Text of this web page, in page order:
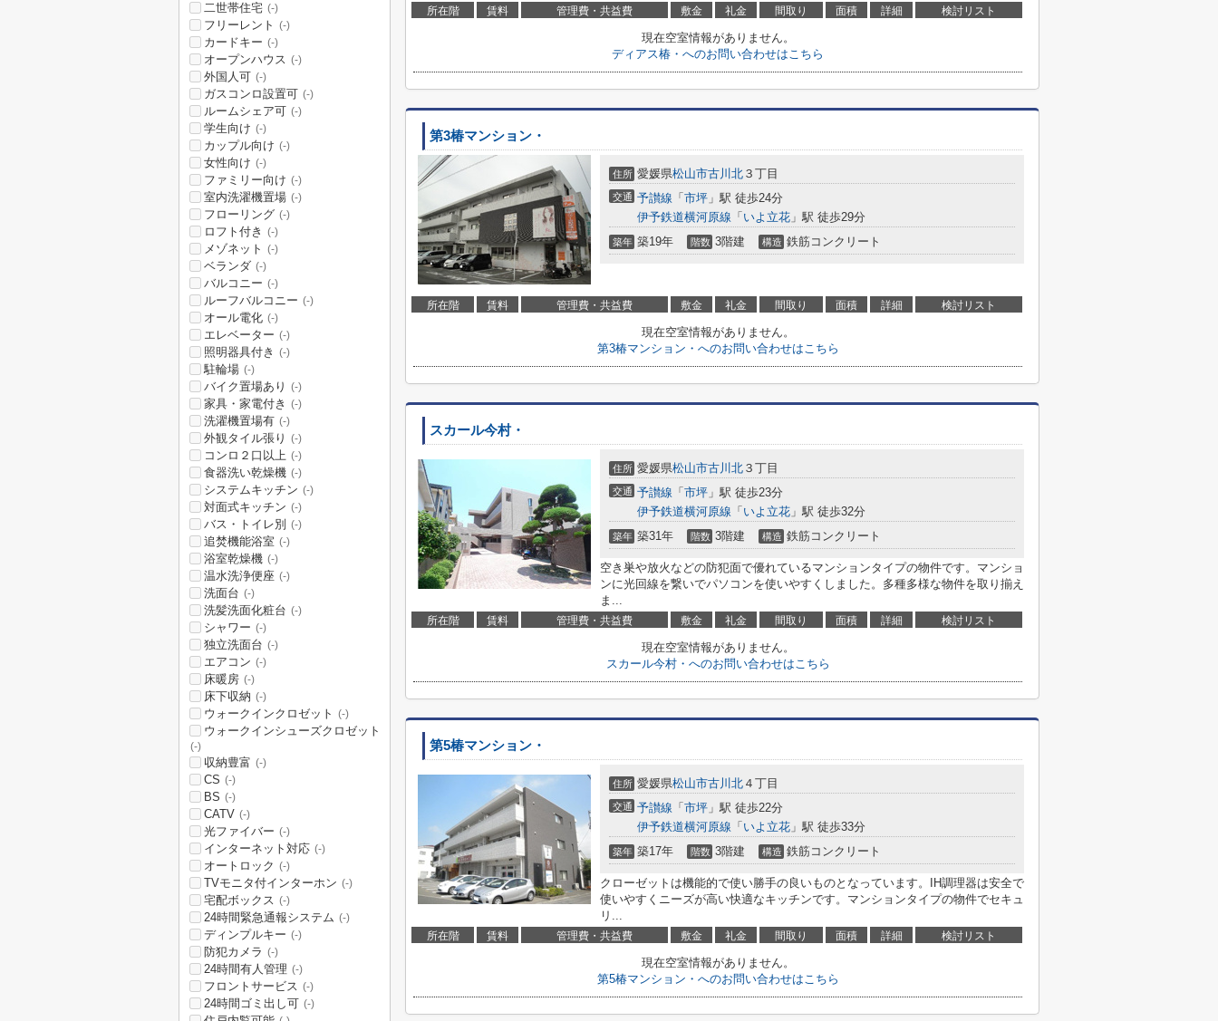
所在階 賃料 管理費・共益費 敷金 礼金 間取り 面積 詳細 検討リスト
現在空室情報がありません。
ディアス椿・へのお問い合わせはこちら
第3椿マンション・
住所 愛媛県松山市古川北 ３丁目
交通 予讃線 「 市坪 」駅 徒歩24分
伊予鉄道横河原線 「 いよ立花 」駅 徒歩29分
築年 築19年 階数 3階建 構造 鉄筋コンクリート
所在階 賃料 管理費・共益費 敷金 礼金 間取り 面積 詳細 検討リスト
現在空室情報がありません。
第3椿マンション・へのお問い合わせはこちら
スカール今村・
住所 愛媛県松山市古川北 ３丁目
交通 予讃線 「 市坪 」駅 徒歩23分
伊予鉄道横河原線 「 いよ立花 」駅 徒歩32分
築年 築31年 階数 3階建 構造 鉄筋コンクリート
空き巣や放火などの防犯面で優れているマンションタイプの物件です。マンショ
ンに光回線を繋いでパソコンを使いやすくしました。多種多様な物件を取り揃え
ま...
所在階 賃料 管理費・共益費 敷金 礼金 間取り 面積 詳細 検討リスト
現在空室情報がありません。
スカール今村・へのお問い合わせはこちら
第5椿マンション・
住所 愛媛県松山市古川北 ４丁目
交通 予讃線 「 市坪 」駅 徒歩22分
伊予鉄道横河原線 「 いよ立花 」駅 徒歩33分
築年 築17年 階数 3階建 構造 鉄筋コンクリート
クローゼットは機能的で使い勝手の良いものとなっています。IH調理器は安全で
使いやすくニーズが高い快適なキッチンです。マンションタイプの物件でセキュ
リ...
所在階 賃料 管理費・共益費 敷金 礼金 間取り 面積 詳細 検討リスト
現在空室情報がありません。
第5椿マンション・へのお問い合わせはこちら
二世帯住宅 (-)
フリーレント (-)
カードキー (-)
オープンハウス (-)
外国人可 (-)
ガスコンロ設置可 (-)
ルームシェア可 (-)
学生向け (-)
カップル向け (-)
女性向け (-)
ファミリー向け (-)
室内洗濯機置場 (-)
フローリング (-)
ロフト付き (-)
メゾネット (-)
ベランダ (-)
バルコニー (-)
ルーフバルコニー (-)
オール電化 (-)
エレベーター (-)
照明器具付き (-)
駐輪場 (-)
バイク置場あり (-)
家具・家電付き (-)
洗濯機置場有 (-)
外観タイル張り (-)
コンロ２口以上 (-)
食器洗い乾燥機 (-)
システムキッチン (-)
対面式キッチン (-)
バス・トイレ別 (-)
追焚機能浴室 (-)
浴室乾燥機 (-)
温水洗浄便座 (-)
洗面台 (-)
洗髪洗面化粧台 (-)
シャワー (-)
独立洗面台 (-)
エアコン (-)
床暖房 (-)
床下収納 (-)
ウォークインクロゼット (-)
ウォークインシューズクロゼット
(-)
収納豊富 (-)
CS (-)
BS (-)
CATV (-)
光ファイバー (-)
インターネット対応 (-)
オートロック (-)
TVモニタ付インターホン (-)
宅配ボックス (-)
24時間緊急通報システム (-)
ディンプルキー (-)
防犯カメラ (-)
24時間有人管理 (-)
フロントサービス (-)
24時間ゴミ出し可 (-)